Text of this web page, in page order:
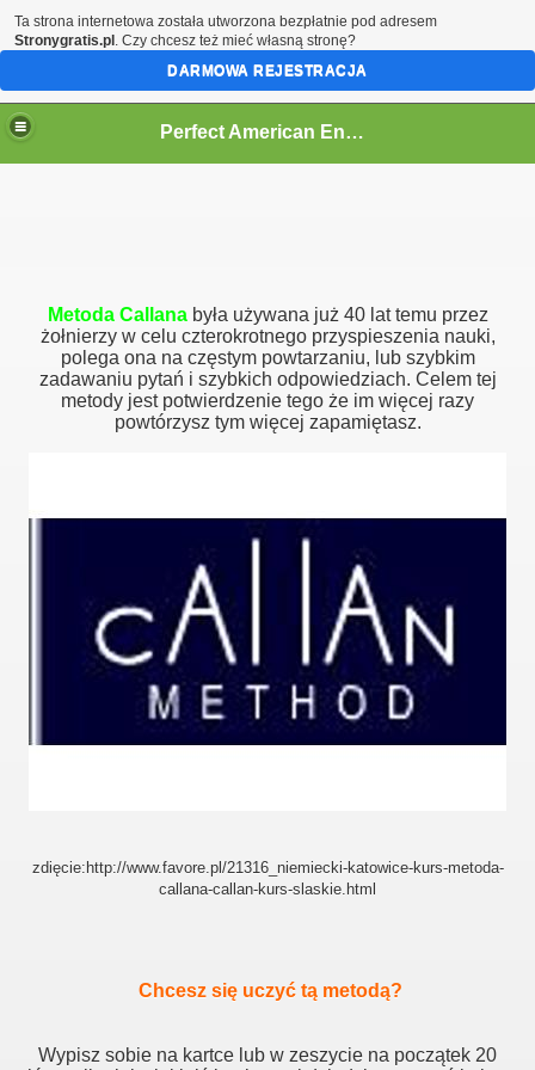
Perfect American English
Metoda Callanabyła używana już 40 lat temu przez
żołnierzy w celu czterokrotnego przyspieszenia nauki,
polega ona na częstym powtarzaniu, lub szybkim
zadawaniu pytań i szybkich odpowiedziach. Celem tej
metody jest potwierdzenie tego że im więcej razy
powtórzysz tym więcej zapamiętasz.
zdięcie:http://www.favore.pl/21316_niemiecki-katowice-kurs-metoda-
callana-callan-kurs-slaskie.html
Chcesz się uczyć tą metodą?
Wypisz sobie na kartce lub w zeszycie na początek 20
Ta strona internetowa została utworzona bezpłatnie pod adresem
Stronygratis.pl . Czy chcesz też mieć własną stronę?
DARMOWA REJESTRACJA